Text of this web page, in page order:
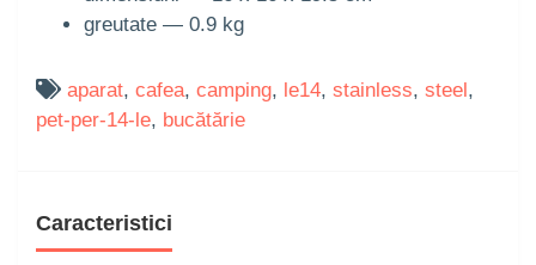
greutate — 0.9 kg
aparat, cafea, camping, le14, stainless, steel,
pet-per-14-le, bucătărie
Caracteristici